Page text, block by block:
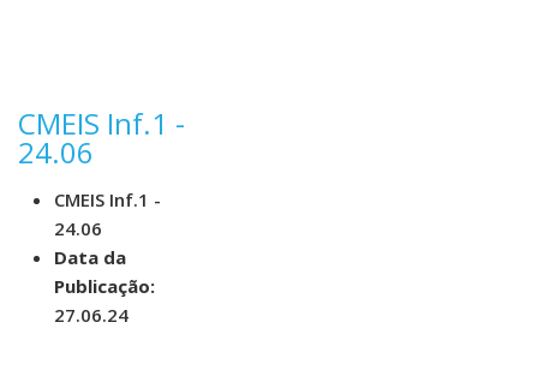
CMEIS Inf.1 -
24.06
CMEIS Inf.1 -
24.06
Data da
Publicação:
27.06.24